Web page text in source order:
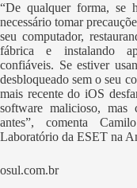
“De qualquer forma, se
necessário tomar
seu computador,
fábrica e instalando
confiáveis. Se estiver
desbloqueado sem o seu
mais recente do iOS
software malicioso, mas
antes”, comenta
Laboratório da ESET na
osul.com.br